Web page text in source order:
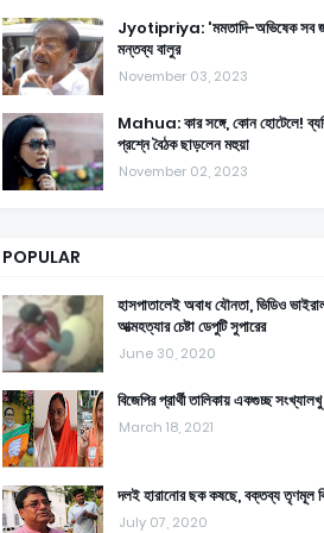
Jyotipriya: 'মমতাদি-অভিষেক সব
মন্তব্য বালুর
November 03, 2023
Mahua: কার সঙ্গে, কোন হোটেলে!
প্রশ্নে বৈঠক ছাড়লেন মহুয়া
November 02, 2023
POPULAR
হাসপাতালেই অবাধ যৌনতা, ভিডিও
আত্মহত্যার চেষ্টা ডেপুটি সুপারের
June 30, 2020
বিজেপির প্রার্থী তালিকায় একগুচ্ছ
March 18, 2021
দলই হারানোর ছক কষছে, বক্তব্য তৃণমূল
July 07, 2020